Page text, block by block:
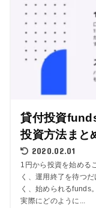
貸付投資
投資方法まと
2020.02.01
1円から投資を始める
く、運用終了を待つ
く、始められるfunds
実際にどのように...